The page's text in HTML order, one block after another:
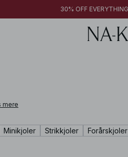
30% OFF
mere
Minikjoler Strikkjoler Forårskjoler